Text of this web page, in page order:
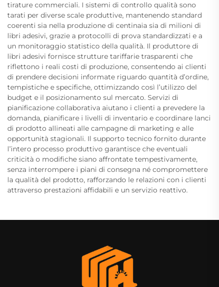
tirature commerciali. I sistemi di controllo qualità sono
tarati per diverse scale produttive, mantenendo standard
coerenti sia nella produzione di centinaia sia di milioni di
libri adesivi, grazie a protocolli di prova standardizzati e a
un monitoraggio statistico della qualità. Il produttore di
libri adesivi fornisce strutture tariffarie trasparenti che
riflettono i reali costi di produzione, consentendo ai clienti
di prendere decisioni informate riguardo quantità d’ordine,
tempistiche e specifiche, ottimizzando così l’utilizzo del
budget e il posizionamento sul mercato. Servizi di
pianificazione collaborativa aiutano i clienti a prevedere la
domanda, pianificare i livelli di inventario e coordinare lanci
di prodotto allineati alle campagne di marketing e alle
opportunità stagionali. Il supporto tecnico fornito durante
l’intero processo produttivo garantisce che eventuali
criticità o modifiche siano affrontate tempestivamente,
senza interrompere i piani di consegna né compromettere
la qualità del prodotto, rafforzando le relazioni con i clienti
attraverso prestazioni affidabili e un servizio reattivo.